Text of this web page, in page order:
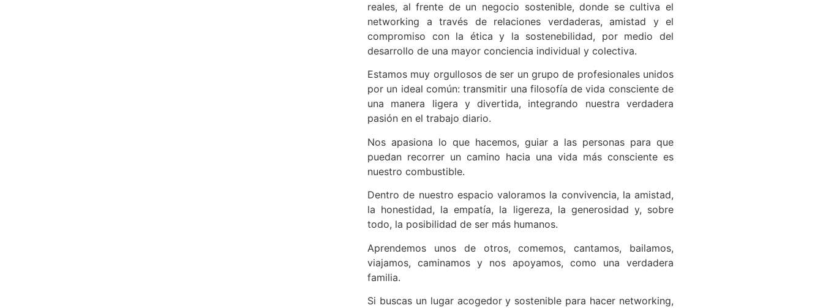
reales, al frente de un negocio sostenible, donde se cultiva el
networking a través de relaciones verdaderas, amistad y el
compromiso con la ética y la sostenebilidad, por medio del
desarrollo de una mayor conciencia individual y colectiva.
Estamos muy orgullosos de ser un grupo de profesionales unidos
por un ideal común: transmitir una filosofía de vida consciente de
una manera ligera y divertida, integrando nuestra verdadera
pasión en el trabajo diario.
Nos apasiona lo que hacemos, guiar a las personas para que
puedan recorrer un camino hacia una vida más consciente es
nuestro combustible.
Dentro de nuestro espacio valoramos la convivencia, la amistad,
la honestidad, la empatía, la ligereza, la generosidad y, sobre
todo, la posibilidad de ser más humanos.
Aprendemos unos de otros, comemos, cantamos, bailamos,
viajamos, caminamos y nos apoyamos, como una verdadera
familia.
Si buscas un lugar acogedor y sostenible para hacer networking,